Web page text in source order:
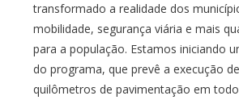
transformado a realidade dos
mobilidade, segurança viária e mais
para a população. Estamos iniciando
do programa, que prevê a execução
quilômetros de pavimentação em